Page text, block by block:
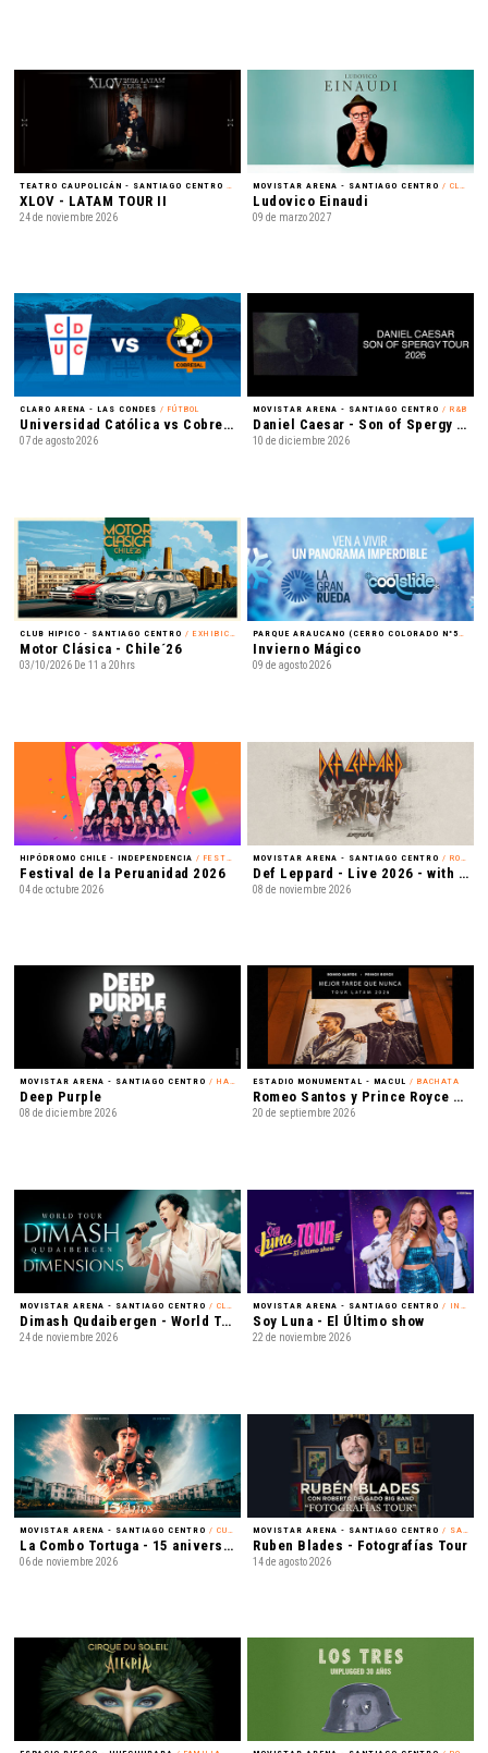
TEATRO CAUPOLICÁN - SANTIAGO CENTRO
XLOV - LATAM TOUR II
24 de noviembre 2026
MOVISTAR ARENA - SANTIAGO CENTRO / CLÁSICA
Ludovico Einaudi
09 de marzo 2027
CLARO ARENA - LAS CONDES / FÚTBOL
Universidad Católica vs Cobresal - Liga de Primera Mercado Libre - Fecha 18
07 de agosto 2026
MOVISTAR ARENA - SANTIAGO CENTRO / R&B
Daniel Caesar - Son of Spergy Tour 2026
10 de diciembre 2026
CLUB HIPICO - SANTIAGO CENTRO / EXHIBICIÓN
Motor Clásica - Chile´26
03/10/2026 De 11 a 20hrs
PARQUE ARAUCANO (CERRO COLORADO N°5435) - LAS CONDES
Invierno Mágico
09 de agosto 2026
HIPÓDROMO CHILE - INDEPENDENCIA / FESTIVAL
Festival de la Peruanidad 2026
04 de octubre 2026
MOVISTAR ARENA - SANTIAGO CENTRO / ROCK
Def Leppard - Live 2026 - with Special Guest Extreme
08 de noviembre 2026
MOVISTAR ARENA - SANTIAGO CENTRO / HARD ROCK
Deep Purple
08 de diciembre 2026
ESTADIO MONUMENTAL - MACUL / BACHATA
Romeo Santos y Prince Royce - Mejor Tarde que Nunca
20 de septiembre 2026
MOVISTAR ARENA - SANTIAGO CENTRO / CLASSICAL CROSSOVER
Dimash Qudaibergen - World Tour: Dimensions
24 de noviembre 2026
MOVISTAR ARENA - SANTIAGO CENTRO / INFANTIL
Soy Luna - El Último show
22 de noviembre 2026
MOVISTAR ARENA - SANTIAGO CENTRO / CUMBIA
La Combo Tortuga - 15 aniversario
06 de noviembre 2026
MOVISTAR ARENA - SANTIAGO CENTRO / SALSA
Ruben Blades - Fotografías Tour
14 de agosto 2026